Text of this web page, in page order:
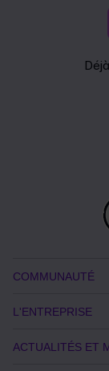
COMMUNAUTÉ
L'ENTREPRISE
ACTUALITÉS ET